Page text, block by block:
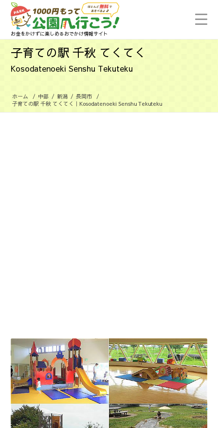
お金をかけずに楽しめるおでかけ情報サイト
子育ての駅 千秋 てくてく
Kosodatenoeki Senshu Tekuteku
ホーム / 中部 / 新潟 / 長岡市
/
子育ての駅 千秋 てくてく｜Kosodatenoeki Senshu Tekuteku